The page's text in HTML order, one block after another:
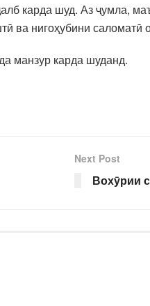
карда шуд. Аз
ва нигоҳубини
манзур карда шуданд.
Next Post
Вохӯрии